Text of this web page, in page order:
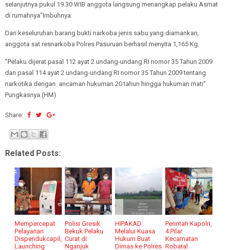
selanjutnya pukul 19.30 WIB anggota langsung menangkap pelaku Asmat
di rumahnya"Imbuhnya.
Dari keseluruhan barang bukti narkoba jenis sabu yang diamankan,
anggota sat resnarkoba Polres Pasuruan berhasil menyita 1,165 Kg.
"Pelaku dijerat pasal 112 ayat 2 undang-undang RI nomor 35 Tahun 2009
dan pasal 114 ayat 2 undang-undang RI nomor 35 Tahun 2009 tentang
narkotika dengan ancaman hukuman 20 tahun hingga hukuman mati"
Pungkasnya.(HM)
Share:
Related Posts:
Mempercepat
Pelayanan
Dispendukcapil,
Launching
Polisi Gresik
Bekuk Pelaku
Curat di
Nganjuk
HIPAKAD
Melalui Kuasa
Hukum Buat
Dimas ke Polres
Perintah Kapolri,
4 Pilar
Kecamatan
Robatal